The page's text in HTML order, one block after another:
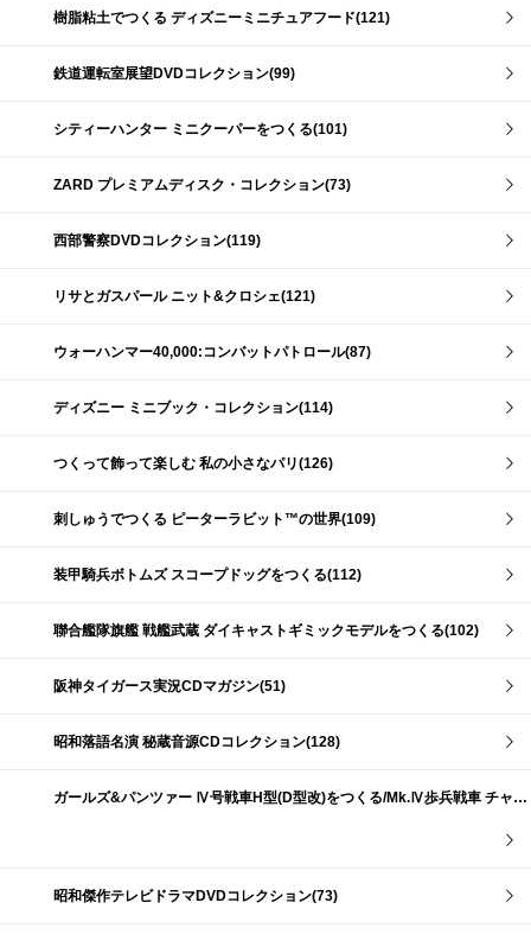
樹脂粘土でつくる ディズニーミニチュアフード(121)
鉄道運転室展望DVDコレクション(99)
シティーハンター ミニクーパーをつくる(101)
ZARD プレミアムディスク・コレクション(73)
西部警察DVDコレクション(119)
リサとガスパール ニット&クロシェ(121)
ウォーハンマー40,000:コンバットパトロール(87)
ディズニー ミニブック・コレクション(114)
つくって飾って楽しむ 私の小さなパリ(126)
刺しゅうでつくる ピーターラビット™の世界(109)
装甲騎兵ボトムズ スコープドッグをつくる(112)
聯合艦隊旗艦 戦艦武蔵 ダイキャストギミックモデルをつくる(102)
阪神タイガース実況CDマガジン(51)
昭和落語名演 秘蔵音源CDコレクション(128)
ガールズ&パンツァー Ⅳ号戦車H型(D型改)をつくる/Mk.Ⅳ歩兵戦車 チャーチルMk.Ⅶをつくる(191)
昭和傑作テレビドラマDVDコレクション(73)